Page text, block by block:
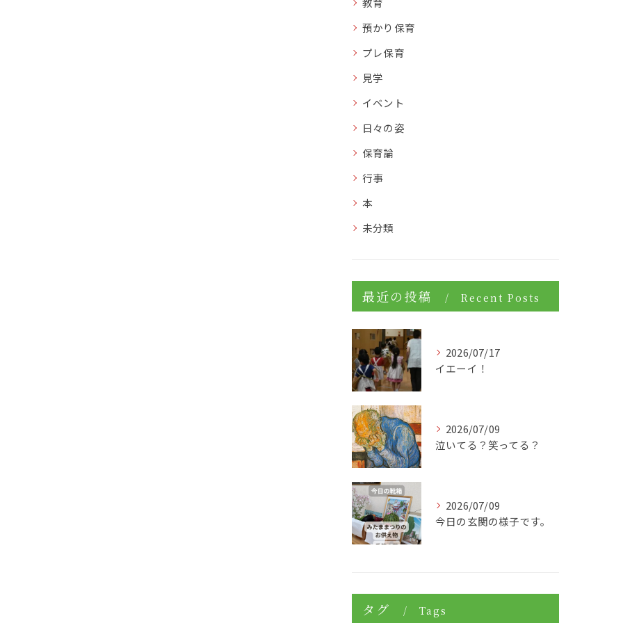
預かり保育
プレ保育
見学
イベント
日々の姿
保育論
行事
本
未分類
最近の投稿 Recent Posts
2026/07/17
イエーイ！
2026/07/09
泣いてる？笑ってる？
2026/07/09
今日の玄関の様子です。
タグ Tags